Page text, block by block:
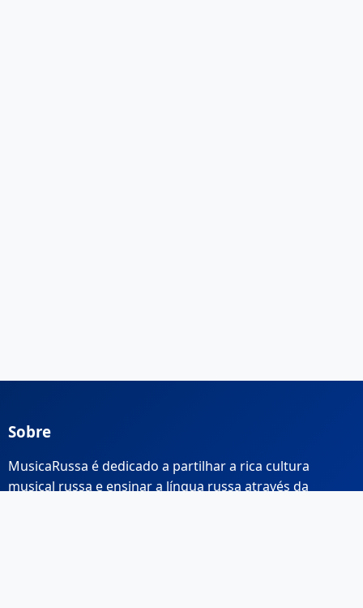
Sobre
MusicaRussa é dedicado a partilhar a rica cultura
musical russa e ensinar a língua russa através da